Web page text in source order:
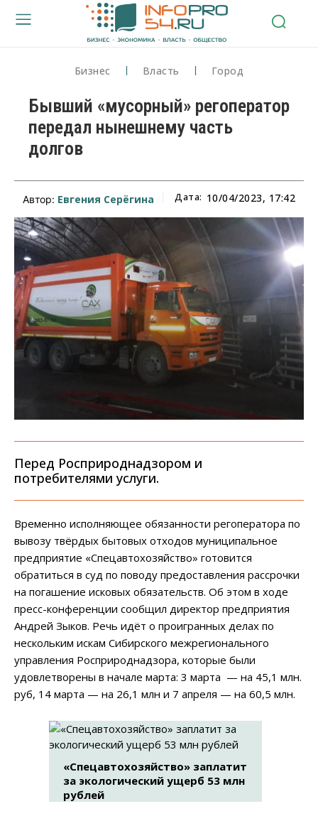
Бизнес Власть Город
Бывший «мусорный» регоператор
передал нынешнему часть
долгов
Автор: Евгения Серёгина Дата: 10/04/2023, 17:42
Перед Росприроднадзором и
потребителями услуги.
Временно исполняющее обязанности регоператора по
вывозу твёрдых бытовых отходов муниципальное
предприятие «Спецавтохозяйство» готовится
обратиться в суд по поводу предоставления рассрочки
на погашение исковых обязательств. Об этом в ходе
пресс-конференции сообщил директор предприятия
Андрей Зыков. Речь идёт о проигранных делах по
нескольким искам Сибирского межрегионального
управления Росприроднадзора, которые были
удовлетворены в начале марта: 3 марта — на 45,1 млн.
руб, 14 марта — на 26,1 млн и 7 апреля — на 60,5 млн.
«Спецавтохозяйство» заплатит
за экологический ущерб 53 млн
рублей